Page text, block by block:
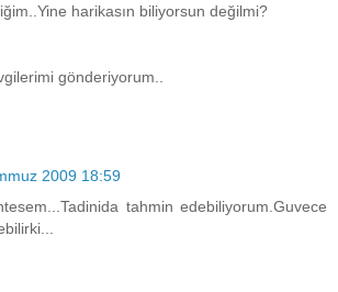
harikasın biliyorsun değilmi?
gönderiyorum..
2009 18:59
tahmin edebiliyorum.Guvece